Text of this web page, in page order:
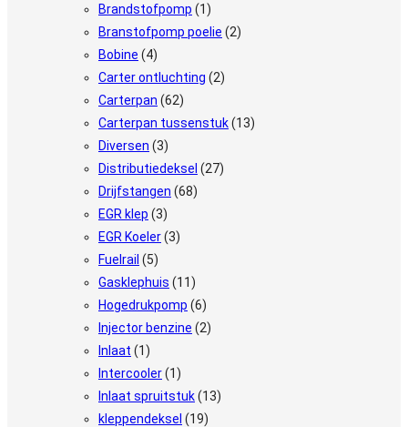
Brandstofpomp (1)
Branstofpomp poelie (2)
Bobine (4)
Carter ontluchting (2)
Carterpan (62)
Carterpan tussenstuk(13)
Diversen (3)
Distributiedeksel (27)
Drijfstangen (68)
EGR klep (3)
EGR Koeler(3)
Fuelrail (5)
Gasklephuis (11)
Hogedrukpomp (6)
Injector benzine (2)
Inlaat (1)
Intercooler(1)
Inlaat spruitstuk(13)
kleppendeksel (19)